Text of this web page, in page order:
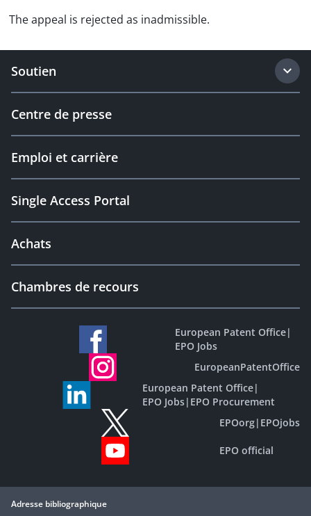
The appeal is rejected as inadmissible.
Soutien
Centre de presse
Emploi et carrière
Single Access Portal
Achats
Chambres de recours
European Patent Office|
EPO Jobs
EuropeanPatentOffice
European Patent Office|
EPO Jobs| EPO Procurement
EPOorg| EPOjobs
EPO official
Adresse bibliographique